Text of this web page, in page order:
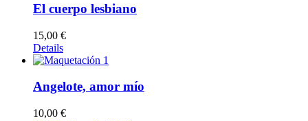
El cuerpo lesbiano
15,00 €
Details
Angelote, amor mío
10,00 €